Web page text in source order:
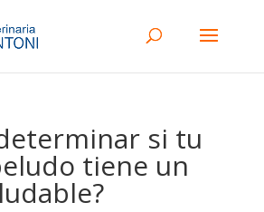
si tu
tiene un